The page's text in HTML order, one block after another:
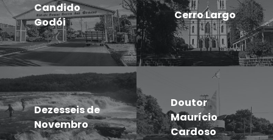
Candido
Godói
Cerro Largo
Dezesseis de
Novembro
Doutor
Maurício
Cardoso